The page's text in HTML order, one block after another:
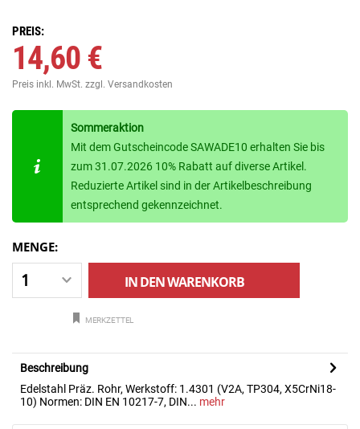
PREIS:
14,60 €
Preis inkl. MwSt. zzgl. Versandkosten
Sommeraktion
Mit dem Gutscheincode SAWADE10 erhalten Sie bis
zum 31.07.2026 10% Rabatt auf diverse Artikel.
Reduzierte Artikel sind in der Artikelbeschreibung
entsprechend gekennzeichnet.
MENGE:
IN DENWARENKORB
MERKZETTEL
Beschreibung
Edelstahl Präz. Rohr, Werkstoff: 1.4301 (V2A, TP304, X5CrNi18-
10) Normen: DIN EN 10217-7, DIN... mehr